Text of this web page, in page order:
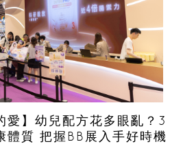
愛】幼兒配方花多眼亂？3
體質 把握BB展入手好時機